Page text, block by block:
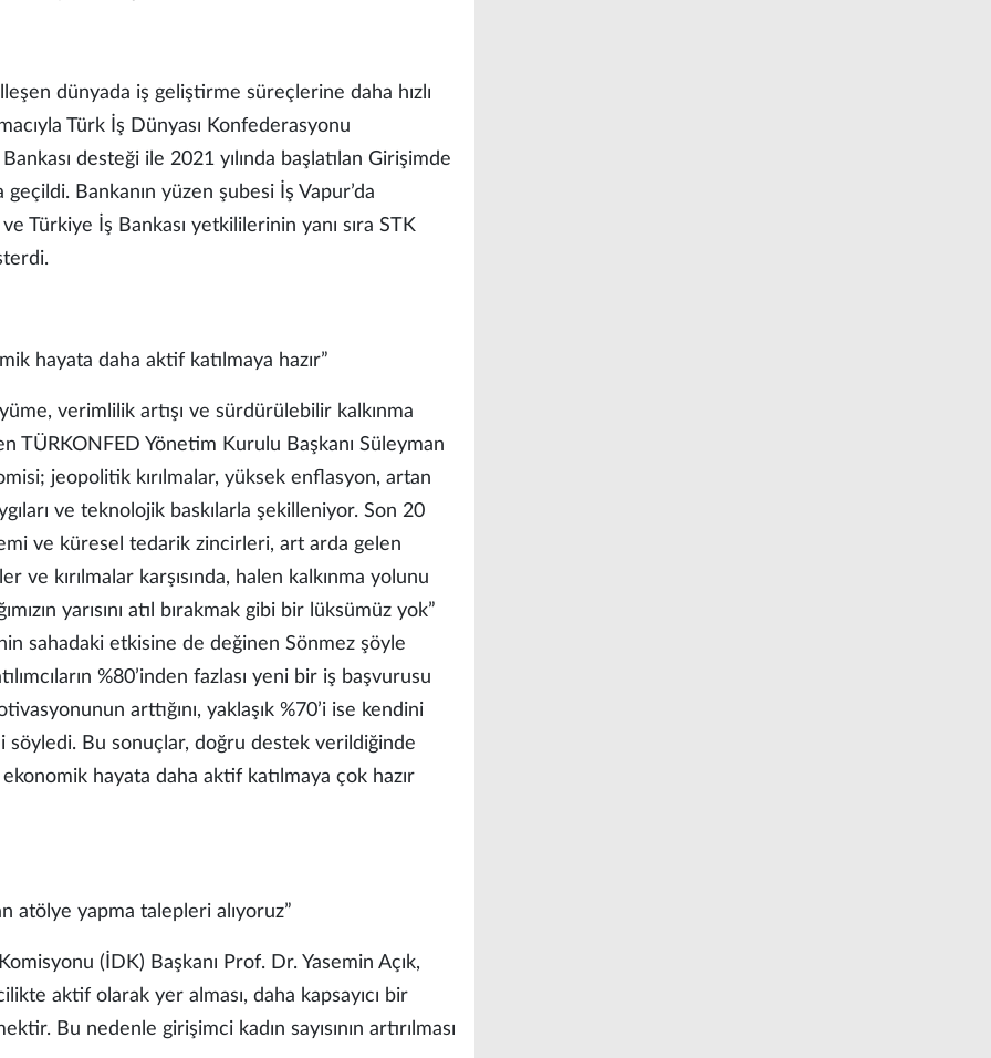
dünyada iş geliştirme süreçlerine daha hızlı
Türk İş Dünyası Konfederasyonu
desteği ile 2021 yılında başlatılan Girişimde
Bankanın yüzen şubesi İş Vapur’da
Türkiye İş Bankası yetkililerinin yanı sıra STK
hayata daha aktif katılmaya hazır”
verimlilik artışı ve sürdürülebilir kalkınma
TÜRKONFED Yönetim Kurulu Başkanı Süleyman
jeopolitik kırılmalar, yüksek enflasyon, artan
ve teknolojik baskılarla şekilleniyor. Son 20
ve küresel tedarik zincirleri, art arda gelen
ve kırılmalar karşısında, halen kalkınma yolunu
yarısını atıl bırakmak gibi bir lüksümüz yok”
sahadaki etkisine de değinen Sönmez şöyle
%80’inden fazlası yeni bir iş başvurusu
arttığını, yaklaşık %70’i ise kendini
söyledi. Bu sonuçlar, doğru destek verildiğinde
hayata daha aktif katılmaya çok hazır
atölye yapma talepleri alıyoruz”
(İDK) Başkanı Prof. Dr. Yasemin Açık,
aktif olarak yer alması, daha kapsayıcı bir
Bu nedenle girişimci kadın sayısının artırılması